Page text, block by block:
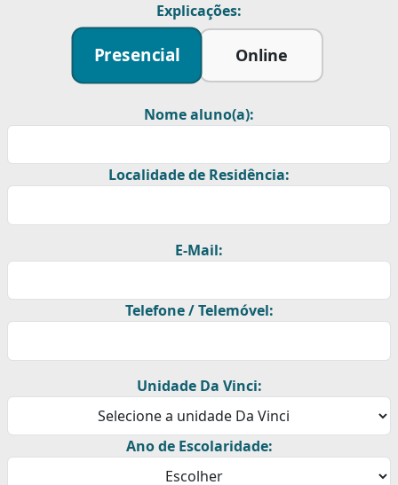
Explicações:
Presencial Online
Nome aluno(a):
Localidade de Residência:
E-Mail:
Telefone / Telemóvel:
Unidade Da Vinci:
Ano de Escolaridade: